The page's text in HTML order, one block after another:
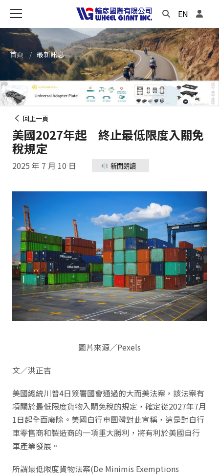
EN
首頁 最新訊息
回上一頁
美國2027年起 終止最低限度入關免
稅規定
2025 年 7 月 10 日 新聞朗讀
圖片來源／Pexels
文／洪正吉
美國總統川普4日簽署國會通過的大而美法案，該法案有
項關於最低限度貨物入關免稅的規定，確定從2027年7月
1日起全面廢除。美國自行車團體對此宣稱，這是對自行
車零售商和製造商的一項重大勝利，將有利於美國自行
車產業發展。
所謂最低限度貨物法案(De Minimis Exemptions